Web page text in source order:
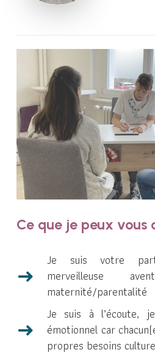
Ce que je peux vous
Je suis votre
merveilleuse
maternité/parentalité
Je suis à l’écoute,
émotionnel car
propres besoins